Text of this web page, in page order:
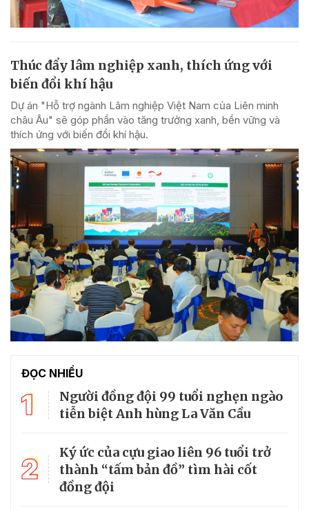
Thúc đẩy lâm nghiệp xanh, thích ứng với
biến đổi khí hậu
Dự án "Hỗ trợ ngành Lâm nghiệp Việt Nam của Liên minh
châu Âu" sẽ góp phần vào tăng trưởng xanh, bền vững và
thích ứng với biến đổi khí hậu.
ĐỌC NHIỀU
1
Người đồng đội 99 tuổi nghẹn ngào
tiễn biệt Anh hùng La Văn Cầu
2
Ký ức của cựu giao liên 96 tuổi trở
thành “tấm bản đồ” tìm hài cốt
đồng đội